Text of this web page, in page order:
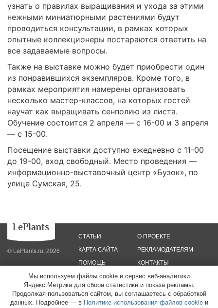
узнать о правилах выращивания и ухода за этими
нежными миниатюрными растениями будут
проводиться консультации, в рамках которых
опытные коллекционеры постараются ответить на
все задаваемые вопросы.
Также на выставке можно будет приобрести один
из понравившихся экземпляров. Кроме того, в
рамках мероприятия намерены организовать
несколько мастер-классов, на которых гостей
научат как выращивать сенполию из листа.
Обучение состоится 2 апреля — с 16-00 и 3 апреля
— с 15-00.
Посещение выставки доступно ежедневно с 11-00
до 19-00, вход свободный. Место проведения —
информационно-выставочный центр «Бузок», по
улице Сумская, 25.
© LePlants.ru, 2026
СТАТЬИ
КАРТА САЙТА
ПОМОЩЬ
О ПРОЕКТЕ
РЕКЛАМОДАТЕЛЯМ
КОНТАКТЫ
Политика конфиденциальности
Политика использования файлов cookie
Пользовательское соглашение
Редакционные стандарты
ООО «Трафик»
ИНН 7813175200 ОГРН 1027806866724
Монетизация
Мы используем файлы cookie и сервис веб-аналитики
Яндекс.Метрика для сбора статистики и показа рекламы.
Продолжая пользоваться сайтом, вы соглашаетесь с обработкой
данных. Подробнее — в Политике использования файлов cookieи